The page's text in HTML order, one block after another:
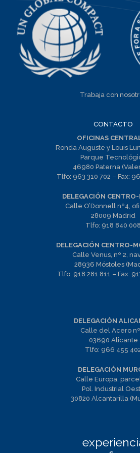
Trabaja con
CONTACTO
OFICINAS
Ronda Auguste y Louis
Parque
46980 Paterna
Tlfo: 963 310 702 – Fax:
DELEGACIÓN CENTRO-
Calle O’Donnell nº4,
28009 Madrid
Tlfo: 918 840 008
DELEGACIÓN CENTRO-
Calle Venus, nº 2,
28936 Móstoles
Tlfo: 918 281 811 – Fax:
DELEGACIÓN
Calle del Acero
03690 Alicante
Tlfo: 966 455
DELEGACIÓN
Calle Europa,
Pol. Industrial
30820 Alcantarilla